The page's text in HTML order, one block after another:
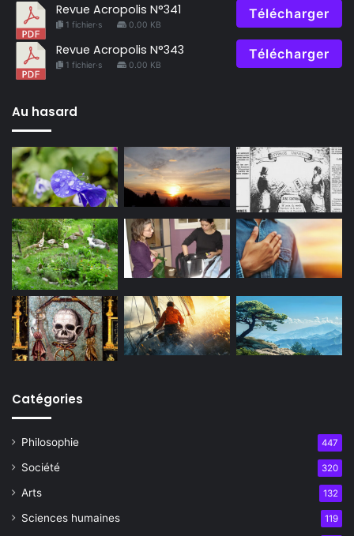
Revue Acropolis N°341
1 fichier·s 0.00 KB
Télécharger
Revue Acropolis N°343
1 fichier·s 0.00 KB
Télécharger
Au hasard
Catégories
Philosophie 447
Société 320
Arts 132
Sciences humaines 119